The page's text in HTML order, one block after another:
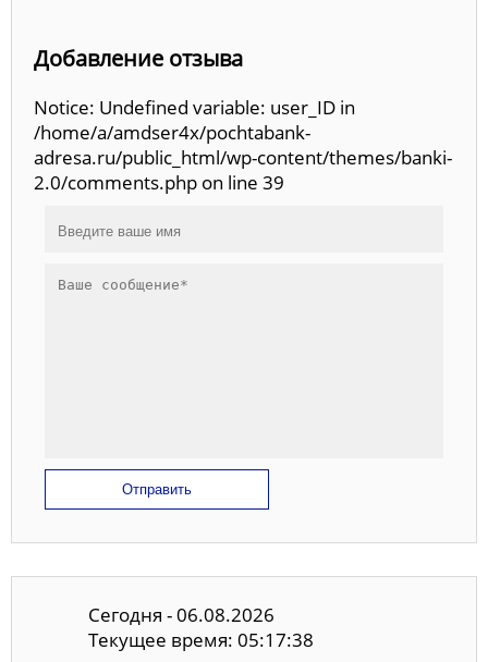
Добавление отзыва
Notice: Undefined variable: user_ID in
/home/a/amdser4x/pochtabank-
adresa.ru/public_html/wp-content/themes/banki-
2.0/comments.php on line 39
Отправить
Сегодня - 06.08.2026
Текущее время: 05:17:39